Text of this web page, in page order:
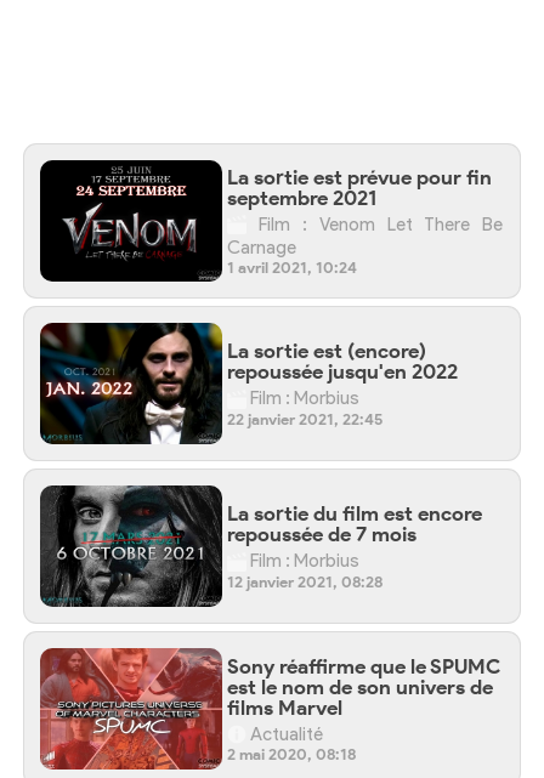
La sortie est prévue pour fin
septembre 2021
Film : Venom Let There Be
Carnage
1 avril 2021, 10:24
La sortie est (encore)
repoussée jusqu'en 2022
Film : Morbius
22 janvier 2021, 22:45
La sortie du film est encore
repoussée de 7 mois
Film : Morbius
12 janvier 2021, 08:28
Sony réaffirme que le SPUMC
est le nom de son univers de
films Marvel
Actualité
2 mai 2020, 08:18